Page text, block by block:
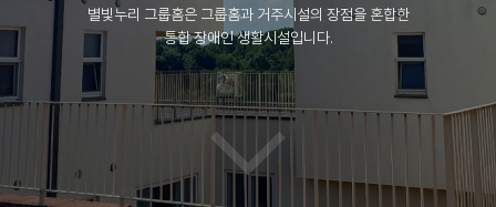
별빛누리 그룹홈은 그룹홈과 거주시설의 장점을 혼합한
통합 장애인 생활시설입니다.